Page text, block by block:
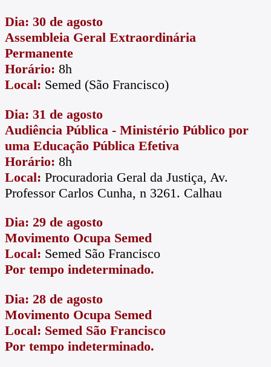
Dia: 30 de agosto
Assembleia Geral Extraordinária
Permanente
Horário: 8h
Local: Semed (São Francisco)
Dia: 31 de agosto
Audiência Pública - Ministério Público por
uma Educação Pública Efetiva
Horário: 8h
Local: Procuradoria Geral da Justiça, Av.
Professor Carlos Cunha, n 3261. Calhau
Dia: 29 de agosto
Movimento Ocupa Semed
Local: Semed São Francisco
Por tempo indeterminado.
Dia: 28 de agosto
Movimento Ocupa Semed
Local: Semed São Francisco
Por tempo indeterminado.